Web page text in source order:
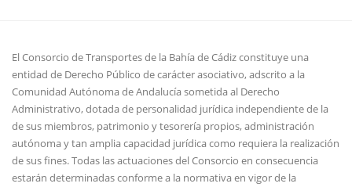
El Consorcio de Transportes de la Bahía de Cádiz constituye una
entidad de Derecho Público de carácter asociativo, adscrito a la
Comunidad Autónoma de Andalucía sometida al Derecho
Administrativo, dotada de personalidad jurídica independiente de la
de sus miembros, patrimonio y tesorería propios, administración
autónoma y tan amplia capacidad jurídica como requiera la realización
de sus fines. Todas las actuaciones del Consorcio en consecuencia
estarán determinadas conforme a la normativa en vigor de la